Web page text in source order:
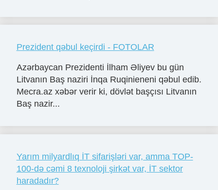
Prezident qəbul keçirdi - FOTOLAR
Azərbaycan Prezidenti İlham Əliyev bu gün
Litvanın Baş naziri İnqa Ruqinieneni qəbul edib.
Mecra.az xəbər verir ki, dövlət başçısı Litvanın
Baş nazir...
Yarım milyardlıq İT sifarişləri var, amma TOP-
100-də cəmi 8 texnoloji şirkət var, İT sektor
haradadır?